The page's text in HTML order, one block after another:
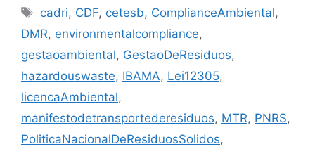
cadri, CDF, cetesb, ComplianceAmbiental,
DMR, environmentalcompliance,
gestaoambiental, GestaoDeResiduos,
hazardouswaste, IBAMA, Lei12305,
licencaAmbiental,
manifestodetransportederesiduos, MTR, PNRS,
PoliticaNacionalDeResiduosSolidos,